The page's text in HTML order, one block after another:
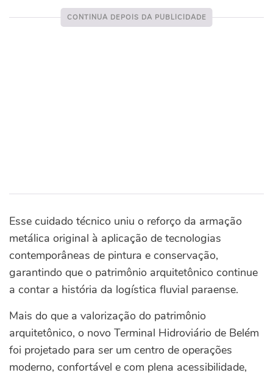
Esse cuidado técnico uniu o reforço da armação
metálica original à aplicação de tecnologias
contemporâneas de pintura e conservação,
garantindo que o patrimônio arquitetônico continue
a contar a história da logística fluvial paraense.
Mais do que a valorização do patrimônio
arquitetônico, o novo Terminal Hidroviário de Belém
foi projetado para ser um centro de operações
moderno, confortável e com plena acessibilidade,